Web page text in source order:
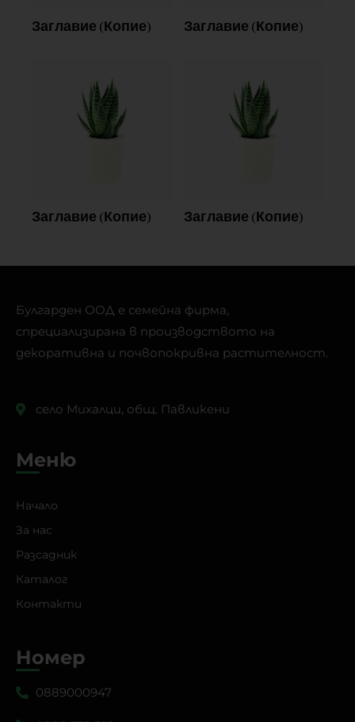
Заглавие (Копие) Заглавие (Копие)
Заглавие (Копие) Заглавие (Копие)
Булгарден ООД е семейна фирма,
спрециализирана в производството на
декоративна и почвопокривна растителност.
село Михалци, общ. Павликени
Меню
Начало
За нас
Разсадник
Каталог
Контакти
Номер
0889000947